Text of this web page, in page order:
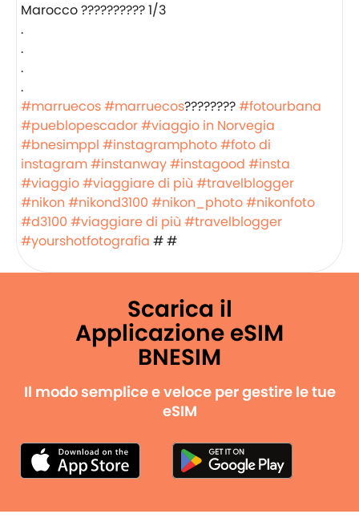
Marocco ?????????? 1/3
.
.
.
.
#marruecos#marruecos????????#fotourbana
#pueblopescador#viaggio in Norvegia
#bnesimppl #instagramphoto#foto di
instagram#instanway#instagood #insta
#viaggio#viaggiare di più #travelblogger
#nikon #nikond3100 #nikon_photo#nikonfoto
#d3100 #viaggiare di più #travelblogger
#yourshotfotografia # #
Scarica il
Applicazione eSIM
BNESIM
Il modo semplice e veloce per gestire le tue
eSIM